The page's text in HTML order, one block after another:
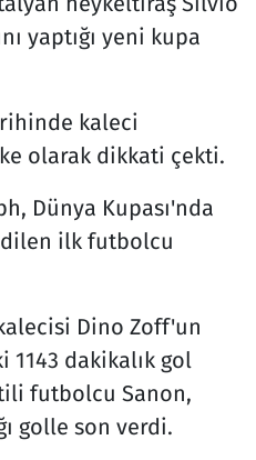
yaptığı yeni kupa
kaleci
olarak dikkati çekti.
Dünya Kupası'nda
ilk futbolcu
Dino Zoff'un
1143 dakikalık gol
futbolcu Sanon,
golle son verdi.